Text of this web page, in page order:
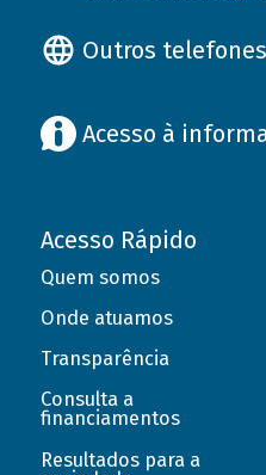
Outros
Acesso à
Acesso Rápido
Quem somos
Onde atuamos
Transparência
Consulta a
financiamentos
Resultados para a